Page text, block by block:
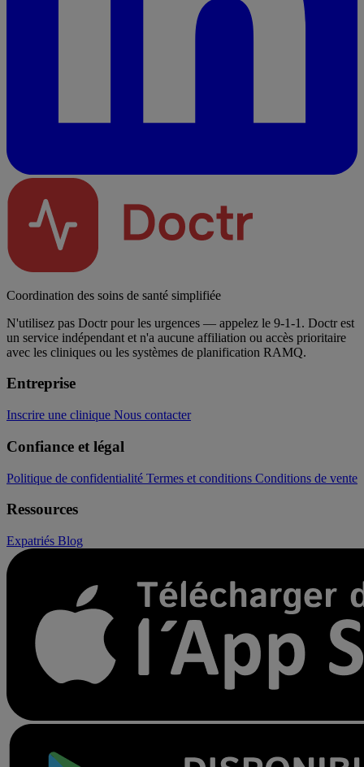
Coordination des soins de santé simplifiée
N'utilisez pas Doctr pour les urgences — appelez le 9-1-1. Doctr est
un service indépendant et n'a aucune affiliation ou accès prioritaire
avec les cliniques ou les systèmes de planification RAMQ.
Entreprise
Inscrire une clinique Nous contacter
Confiance et légal
Politique de confidentialité Termes et conditions Conditions de vente
Ressources
Expatriés Blog